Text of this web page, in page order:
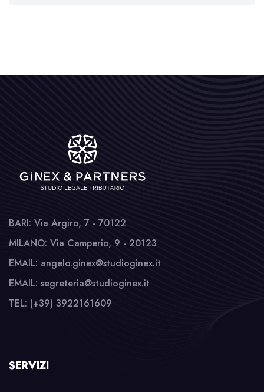
BARI: Via Argiro, 7 - 70122
MILANO: Via Camperio, 9 - 20123
EMAIL: angelo.ginex@studioginex.it
EMAIL: segreteria@studioginex.it
TEL: (+39) 3922161609
SERVIZI